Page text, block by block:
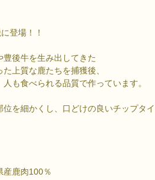
登場！！
後牛を生み出してきた
上質な鹿たちを捕獲後、
も食べられる品質で作っています。
を細かくし、口どけの良いチップタ
産鹿肉100％